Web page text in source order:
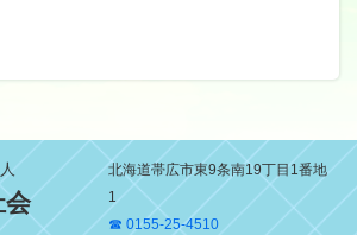
会
北海道帯広市東9条南19丁目1番地
1
☎ 0155-25-4510